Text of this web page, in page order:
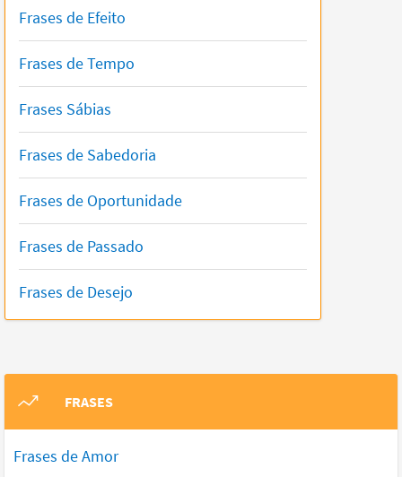
Frases de Efeito
Frases de Tempo
Frases Sábias
Frases de Sabedoria
Frases de Oportunidade
Frases de Passado
Frases de Desejo
FRASES
Frases de Amor